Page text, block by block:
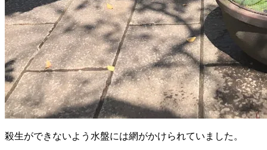
殺生ができないよう水盤には網がかけられていました。